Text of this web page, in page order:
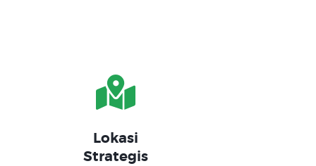
Lokasi
Strategis